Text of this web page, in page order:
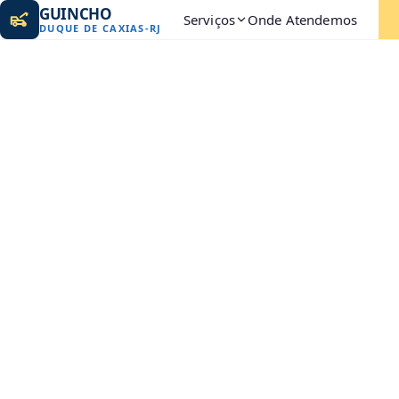
GUINCHO
DUQUE DE CAXIAS-RJ Serviços Onde Atendemos